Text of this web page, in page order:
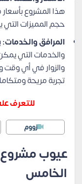
هذا المشروع
حجم المميزات التي
المرافق والخدمات:
والخدمات التي
والزوار في أي
تجربة مريحة
للتعرف
زووم
الخامس